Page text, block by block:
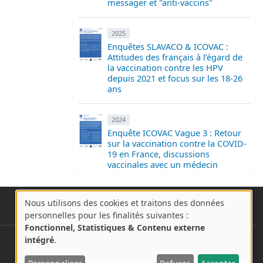
messager et "anti-vaccins"
2025
Enquêtes SLAVACO & ICOVAC :
Attitudes des français à l’égard de
la vaccination contre les HPV
depuis 2021 et focus sur les 18-26
ans
2024
Enquête ICOVAC Vague 3 : Retour
sur la vaccination contre la COVID-
19 en France, discussions
vaccinales avec un médecin
User account menu
Se connecter
A
propos
des
cookies
Nous utilisons des cookies et traitons des données
personnelles pour les finalités suivantes :
Fonctionnel, Statistiques & Contenu externe
intégré.